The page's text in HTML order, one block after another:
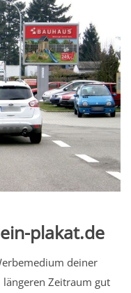
plakat.de
deiner
längeren Zeitraum gut